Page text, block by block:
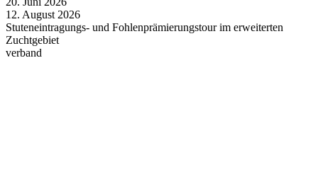
12. August 2026
Stuteneintragungs- und Fohlenprämierungstour im erweiterten
Zuchtgebiet
verband